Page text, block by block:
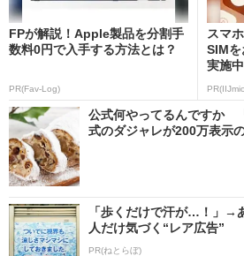
FPが解説！Apple製品を分割手
数料0円で入手する方法とは？
PR(Fav-Log)
スマ
SIM
実施中
公式何やってるんですか
式のダジャレが200万表示
「歩くだけで汗が…！」→
人だけ気づく“レア広告”
PR(ねとらぼ)